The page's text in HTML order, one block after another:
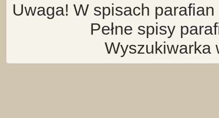
Uwaga! W spisach
Pełne spisy
Wyszukiwarka